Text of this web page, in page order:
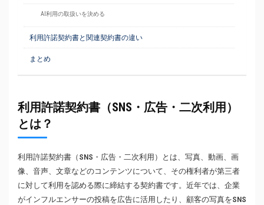
AI利用の取扱いを決める
利用許諾契約書と関連契約書の違い
まとめ
利用許諾契約書（SNS・広告・二次利用）
とは？
利用許諾契約書（SNS・広告・二次利用）とは、写真、動画、画
像、音声、文章などのコンテンツについて、その権利者が第三者
に対して利用を認める際に締結する契約書です。近年では、企業
がインフルエンサーの投稿を広告に活用したり、顧客の写真をSNS